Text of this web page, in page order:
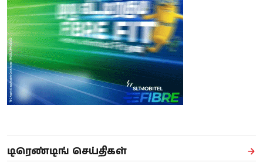
டிரெண்டிங் செய்திகள்